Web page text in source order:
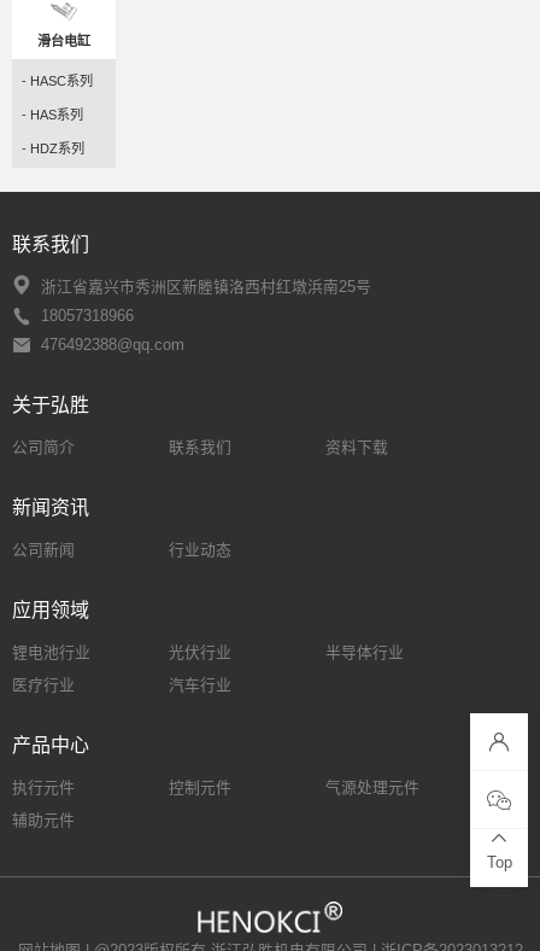
滑台电缸
- HASC系列
- HAS系列
- HDZ系列
联系我们
浙江省嘉兴市秀洲区新塍镇洛西村红墩浜南25号
18057318966
476492388@qq.com
关于弘胜
公司简介 联系我们 资料下载
新闻资讯
公司新闻 行业动态
应用领域
锂电池行业 光伏行业
半导体行业
医疗行业
汽车行业
产品中心
执行元件 控制元件
气源处理元件
辅助元件
Top